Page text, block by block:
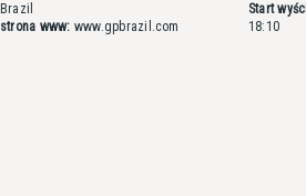
Brazil
strona www: www.gpbrazil.com
Start
18:10